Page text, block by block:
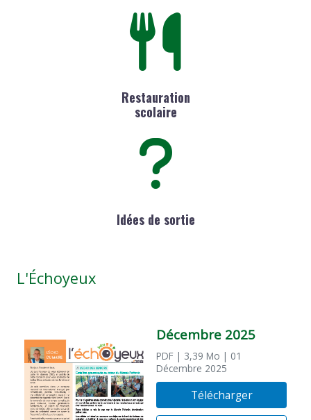
Restauration
scolaire
Idées de sortie
L'Échoyeux
Décembre 2025
PDF | 3,39 Mo | 01
Décembre 2025
Télécharger